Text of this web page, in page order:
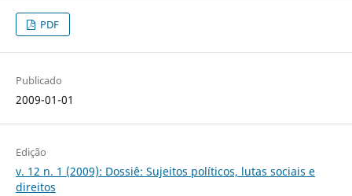
PDF
Publicado
2009-01-01
Edição
v. 12 n. 1 (2009): Dossiê: Sujeitos políticos, lutas sociais e
direitos